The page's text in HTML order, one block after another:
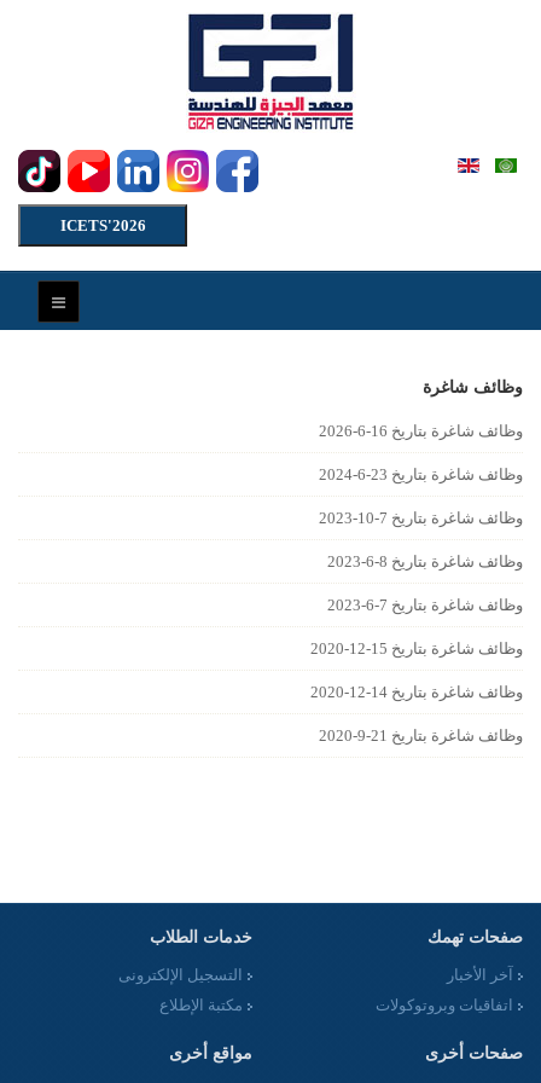
ICETS'2026
وظائف شاغرة
وظائف شاغرة بتاريخ 16-6-2026
وظائف شاغرة بتاريخ 23-6-2024
وظائف شاغرة بتاريخ 7-10-2023
وظائف شاغرة بتاريخ 8-6-2023
وظائف شاغرة بتاريخ 7-6-2023
وظائف شاغرة بتاريخ 15-12-2020
وظائف شاغرة بتاريخ 14-12-2020
وظائف شاغرة بتاريخ 21-9-2020
صفحات تهمك
آخر الأخبار
اتفاقيات وبروتوكولات
خدمات الطلاب
التسجيل الإلكترونى
مكتبة الإطلاع
صفحات أخرى مواقع أخرى